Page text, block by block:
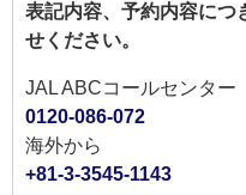
表記内容、予約内容につ
せください。
JAL ABCコールセンター
0120-086-072
海外から
+81-3-3545-1143